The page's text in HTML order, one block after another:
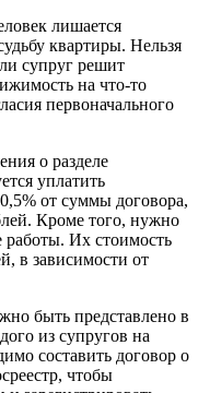
лишается
квартиры. Нельзя
супруг решит
на что-то
первоначального
о разделе
уплатить
от суммы договора,
Кроме того, нужно
работы. Их стоимость
в зависимости от
быть представлено в
из супругов на
составить договор о
чтобы